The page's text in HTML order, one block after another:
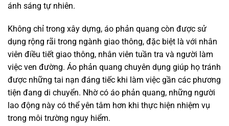
ánh sáng tự nhiên.
Không chỉ trong xây dựng, áo phản quang còn được sử
dụng rộng rãi trong ngành giao thông, đặc biệt là với nhân
viên điều tiết giao thông, nhân viên tuần tra và người làm
việc ven đường. Áo phản quang chuyên dụng giúp họ tránh
được những tai nạn đáng tiếc khi làm việc gần các phương
tiện đang di chuyển. Nhờ có áo phản quang, những người
lao động này có thể yên tâm hơn khi thực hiện nhiệm vụ
trong môi trường nguy hiểm.